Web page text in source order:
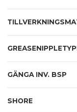
GÄNGA INV. BSP
SHORE